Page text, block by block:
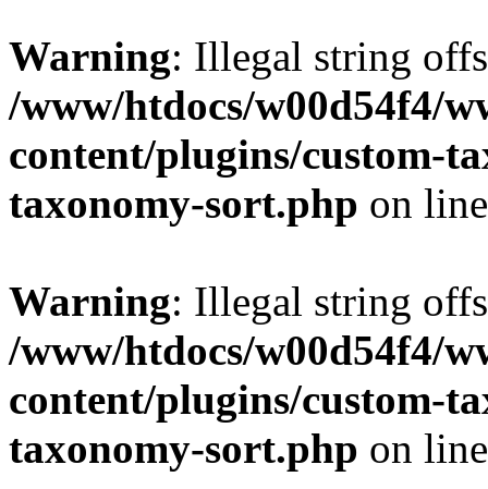
Warning: Illegal string
/www/htdocs/w00d54f4/
content/plugins/custom-
taxonomy-sort.php on
Warning: Illegal string
/www/htdocs/w00d54f4/
content/plugins/custom-
taxonomy-sort.php on